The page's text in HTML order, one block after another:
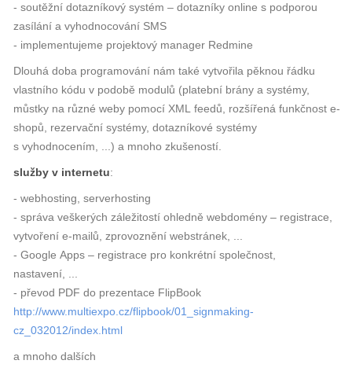
- soutěžní dotazníkový systém – dotazníky online s podporou
zasílání a vyhodnocování SMS
- implementujeme projektový manager Redmine
Dlouhá doba programování nám také vytvořila pěknou řádku
vlastního kódu v podobě modulů (platební brány a systémy,
můstky na různé weby pomocí XML feedů, rozšířená funkčnost e-
shopů, rezervační systémy, dotazníkové systémy
s vyhodnocením, ...) a mnoho zkušeností.
služby v internetu:
- webhosting, serverhosting
- správa veškerých záležitostí ohledně webdomény – registrace,
vytvoření e-mailů, zprovoznění webstránek, ...
- Google Apps – registrace pro konkrétní společnost,
nastavení, ...
- převod PDF do prezentace FlipBook
http://www.multiexpo.cz/flipbook/01_signmaking-
cz_032012/index.html
a mnoho dalších